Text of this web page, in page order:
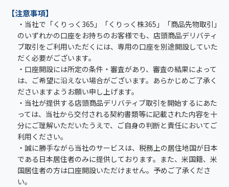
【注意事項】
・当社で「くりっく365」「くりっく株365」「商品先物取引」
のいずれかの口座をお持ちのお客様でも、店頭商品デリバティ
ブ取引をご利用いただくには、専用の口座を別途開設していた
だく必要がございます。
・口座開設には所定の条件・審査があり、審査の結果によって
は、ご希望に沿えない場合がございます。あらかじめご了承く
ださいますようお願い申し上げます。
・当社が提供する店頭商品デリバティブ取引を開始するにあた
っては、当社から交付される契約書類等に記載された内容を十
分にご理解いただいたうえで、ご自身の判断と責任においてご
利用ください。
・誠に勝手ながら当社のサービスは、税務上の居住地国が日本
である日本居住者のみに提供しております。また、米国籍、米
国居住者の方は口座開設いただけません。予めご了承くださ
い。